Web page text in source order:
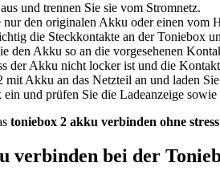
und trennen Sie sie vom Stromnetz.
nur den originalen Akku oder einen vom
die Steckkontakte an der Toniebox
den Akku so an die vorgesehenen
der Akku nicht locker ist und die
mit Akku an das Netzteil an und laden
und prüfen Sie die Ladeanzeige
toniebox 2 akku verbinden ohne stress
verbinden bei der